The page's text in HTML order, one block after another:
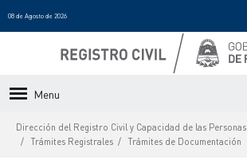
08 de Agosto de 2026
Menu
Dirección del Registro Civil y Capacidad de las Personas
Trámites Registrales
Trámites de Documentación